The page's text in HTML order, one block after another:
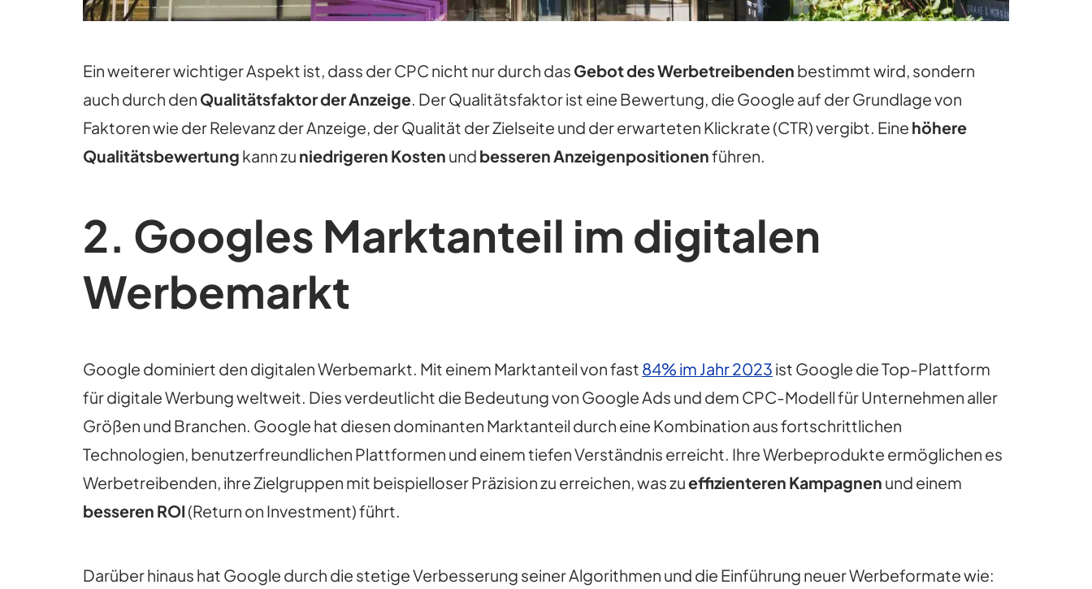
Ein weiterer wichtiger Aspekt ist, dass der CPC nicht nur durch das Gebot des Werbetreibenden bestimmt wird, sondern
auch durch den Qualitätsfaktor der Anzeige. Der Qualitätsfaktor ist eine Bewertung, die Google auf der Grundlage von
Faktoren wie der Relevanz der Anzeige, der Qualität der Zielseite und der erwarteten Klickrate (CTR) vergibt. Eine höhere
Qualitätsbewertung kannzu niedrigeren Kosten und besseren Anzeigenpositionenführen.
2. Googles Marktanteil im digitalen
Werbemarkt
Google dominiert den digitalen Werbemarkt. Mit einem Marktanteil von fast 84% im Jahr 2023 ist Google die Top-Plattform
für digitale Werbung weltweit. Dies verdeutlicht die Bedeutung von Google Ads und dem CPC-Modell für Unternehmen aller
Größen und Branchen. Google hat diesen dominanten Marktanteil durch eine Kombination aus fortschrittlichen
Technologien, benutzerfreundlichen Plattformen und einem tiefen Verständnis erreicht. Ihre Werbeprodukte ermöglichen es
Werbetreibenden, ihre Zielgruppen mit beispielloser Präzision zu erreichen, was zueffizienteren Kampagnen und einem
besseren ROI (Return on Investment) führt.
Darüber hinaus hat Google durch die stetige Verbesserung seiner Algorithmen und die Einführung neuer Werbeformate wie: